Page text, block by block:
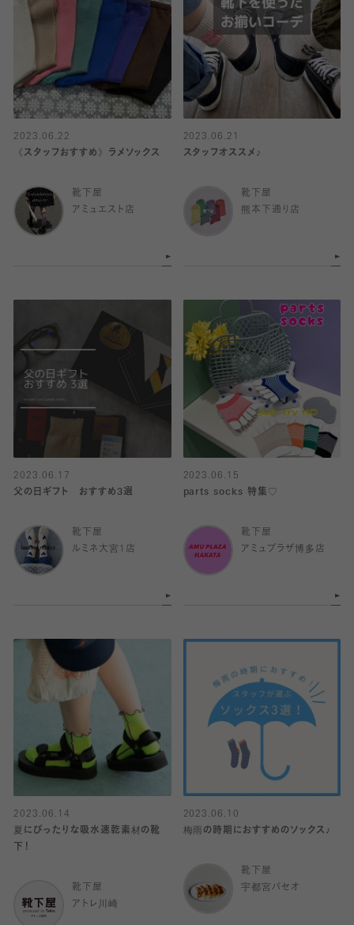
2023.06.22
《スタッフおすすめ》ラメソックス
靴下屋
アミュエスト店
2023.06.21
スタッフオススメ♪
靴下屋
熊本下通り店
2023.06.17
父の日ギフト おすすめ3選
靴下屋
ルミネ大宮1店
2023.06.15
parts socks 特集♡
靴下屋
アミュプラザ博多店
2023.06.14
夏にぴったりな吸水速乾素材の靴
下！
靴下屋
アトレ川崎
2023.06.10
梅雨の時期におすすめのソックス♪
靴下屋
宇都宮パセオ